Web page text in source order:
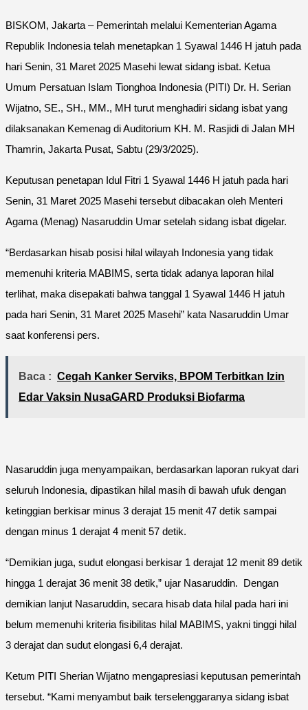
BISKOM, Jakarta – Pemerintah melalui Kementerian Agama
Republik Indonesia telah menetapkan 1 Syawal 1446 H jatuh pada
hari Senin, 31 Maret 2025 Masehi lewat sidang isbat. Ketua
Umum Persatuan Islam Tionghoa Indonesia (PITI) Dr. H. Serian
Wijatno, SE., SH., MM., MH turut menghadiri sidang isbat yang
dilaksanakan Kemenag di Auditorium KH. M. Rasjidi di Jalan MH
Thamrin, Jakarta Pusat, Sabtu (29/3/2025).
Keputusan penetapan Idul Fitri 1 Syawal 1446 H jatuh pada hari
Senin, 31 Maret 2025 Masehi tersebut dibacakan oleh Menteri
Agama (Menag) Nasaruddin Umar setelah sidang isbat digelar.
“Berdasarkan hisab posisi hilal wilayah Indonesia yang tidak
memenuhi kriteria MABIMS, serta tidak adanya laporan hilal
terlihat, maka disepakati bahwa tanggal 1 Syawal 1446 H jatuh
pada hari Senin, 31 Maret 2025 Masehi” kata Nasaruddin Umar
saat konferensi pers.
Baca : Cegah Kanker Serviks, BPOM Terbitkan Izin
Edar Vaksin NusaGARD Produksi Biofarma
Nasaruddin juga menyampaikan, berdasarkan laporan rukyat dari
seluruh Indonesia, dipastikan hilal masih di bawah ufuk dengan
ketinggian berkisar minus 3 derajat 15 menit 47 detik sampai
dengan minus 1 derajat 4 menit 57 detik.
“Demikian juga, sudut elongasi berkisar 1 derajat 12 menit 89 detik
hingga 1 derajat 36 menit 38 detik,” ujar Nasaruddin. Dengan
demikian lanjut Nasaruddin, secara hisab data hilal pada hari ini
belum memenuhi kriteria fisibilitas hilal MABIMS, yakni tinggi hilal
3 derajat dan sudut elongasi 6,4 derajat.
Ketum PITI Sherian Wijatno mengapresiasi keputusan pemerintah
tersebut. “Kami menyambut baik terselenggaranya sidang isbat